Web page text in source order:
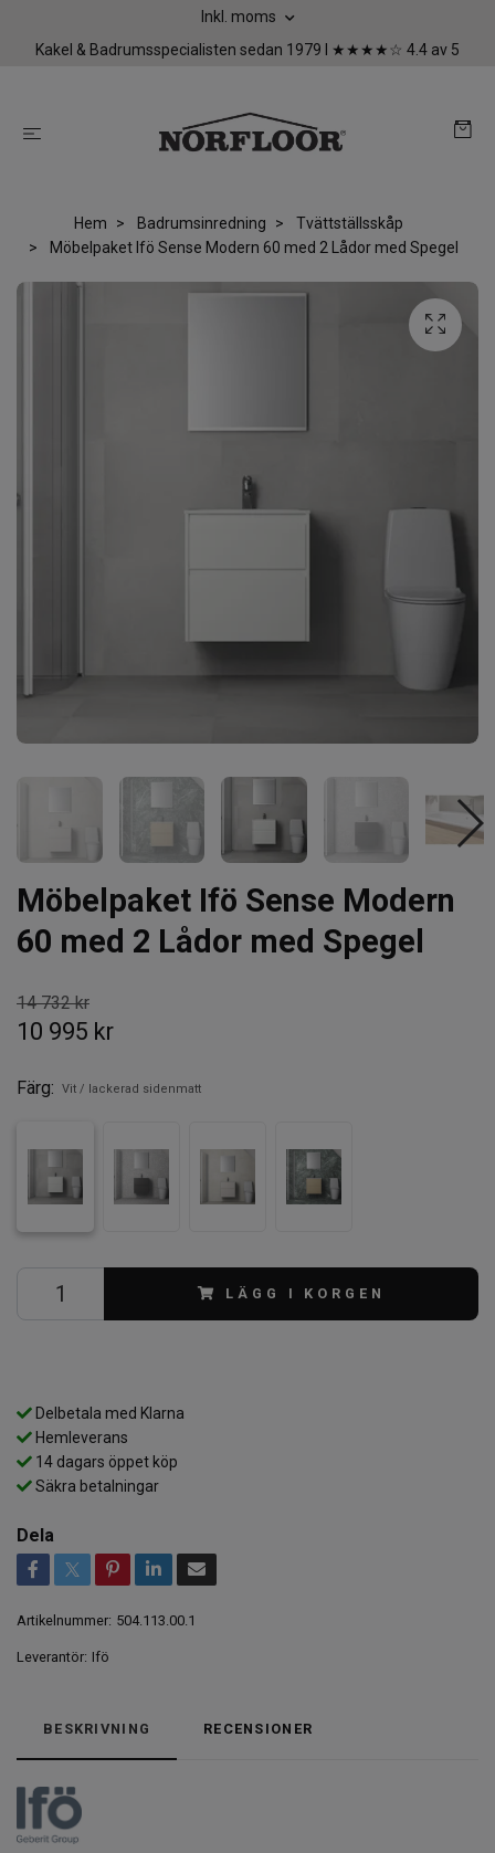
Inkl. moms
Kakel & Badrumsspecialisten sedan 1979 I ★★★★☆ 4.4 av 5
Hem Badrumsinredning
Tvättställsskåp
Möbelpaket Ifö Sense Modern 60 med 2 Lådor med Spegel
Möbelpaket Ifö Sense Modern
60 med 2 Lådor med Spegel
14 732 kr
10 995 kr
Färg: Vit / lackerad sidenmatt
LÄGG I KORGEN
Delbetala med Klarna
Hemleverans
14 dagars öppet köp
Säkra betalningar
Dela
Artikelnummer: 504.113.00.1
Leverantör: Ifö
BESKRIVNING RECENSIONER